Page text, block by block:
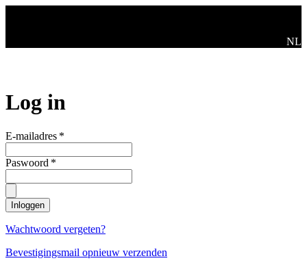
NL
Log in
E-mailadres *
Paswoord *
Inloggen
Wachtwoord vergeten?
Bevestigingsmail opnieuw verzenden